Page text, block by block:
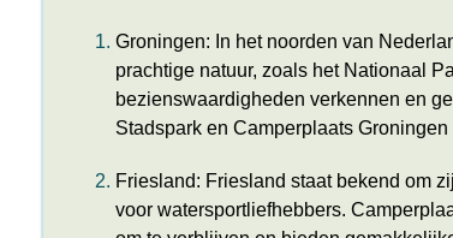
Groningen: In het noorden van
prachtige natuur, zoals het Nationaal
bezienswaardigheden verkennen en
Stadspark en Camperplaats
Friesland: Friesland staat bekend om
voor watersportliefhebbers.